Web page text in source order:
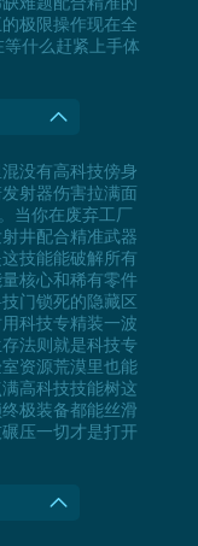
极限操作现在全
什么赶紧上手体
没有高科技傍身
射器伤害拉满面
当你在废弃工厂
井配合精准武器
技能能破解所有
核心和稀有零件
门锁死的隐藏区
科技专精装一波
法则就是科技专
资源荒漠里也能
高科技技能树这
极装备都能丝滑
压一切才是打开